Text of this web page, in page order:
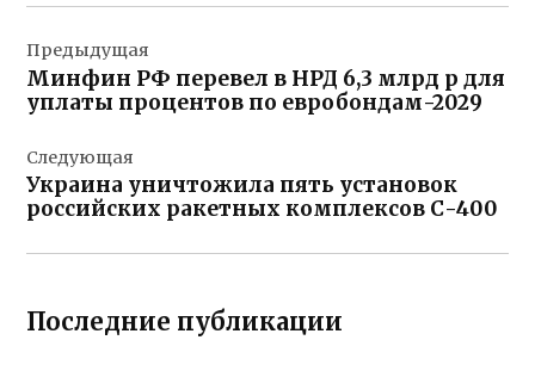
по
записям
Предыдущая
Минфин РФ перевел в НРД 6,3 млрд р для
уплаты процентов по евробондам-2029
Следующая
Украина уничтожила пять установок
российских ракетных комплексов С-400
Последние публикации